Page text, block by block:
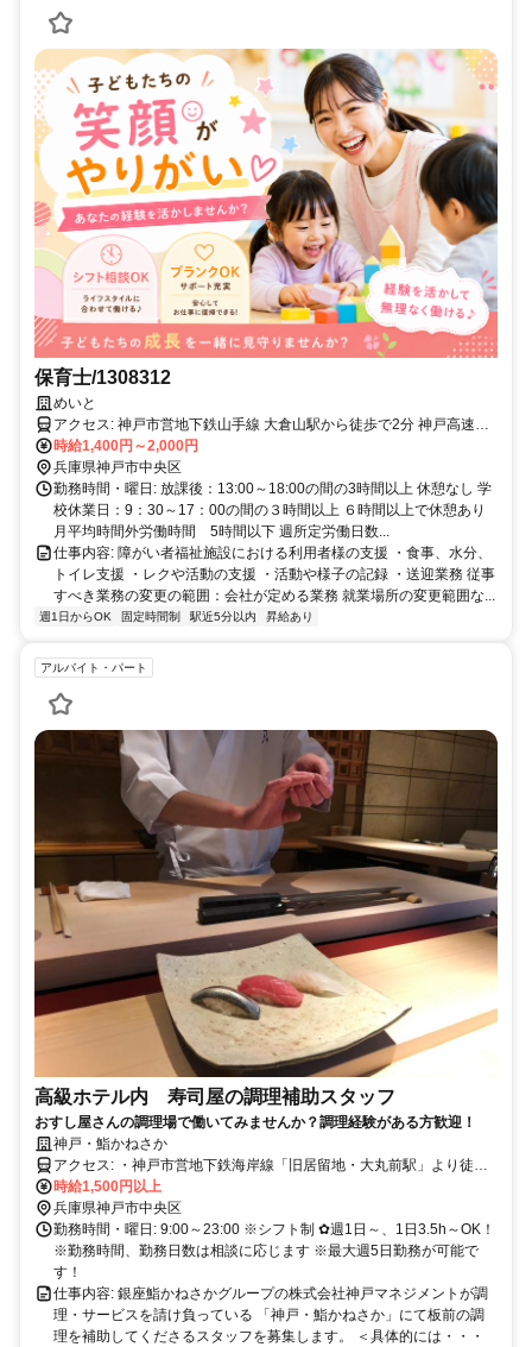
保育士/1308312
めいと
アクセス: 神戸市営地下鉄山手線 大倉山駅から徒歩で2分 神戸高速東
西線 西元町駅から徒歩で8分 神戸高速東西線 高速神戸駅から徒歩で
10分
時給1,400円～2,000円
兵庫県神戸市中央区
勤務時間・曜日: 放課後：13:00～18:00の間の3時間以上 休憩なし 学
校休業日：9：30～17：00の間の３時間以上 ６時間以上で休憩あり
月平均時間外労働時間 5時間以下 週所定労働日数...
仕事内容: 障がい者福祉施設における利用者様の支援 ・食事、水分、
トイレ支援 ・レクや活動の支援 ・活動や様子の記録 ・送迎業務 従事
すべき業務の変更の範囲：会社が定める業務 就業場所の変更範囲な...
週1日からOK 固定時間制 駅近5分以内 昇給あり
アルバイト・パート
高級ホテル内 寿司屋の調理補助スタッフ
おすし屋さんの調理場で働いてみませんか？調理経験がある方歓迎！
神戸・鮨かねさか
アクセス: ・神戸市営地下鉄海岸線「旧居留地・大丸前駅」より徒歩7
分 ・神戸市営地下鉄「三宮駅」より徒歩10分 ・JR神戸鉄「三ノ宮
駅」より徒歩10分 ・阪急神戸線・阪神本線・ポートライナー「三宮
駅」より徒歩10分 ・JR神戸線・阪神本線「元町駅」より徒歩10分
時給1,500円以上
兵庫県神戸市中央区
勤務時間・曜日: 9:00～23:00 ※シフト制 ✿週1日～、1日3.5h～OK！
※勤務時間、勤務日数は相談に応じます ※最大週5日勤務が可能で
す！
仕事内容: 銀座鮨かねさかグループの株式会社神戸マネジメントが調
理・サービスを請け負っている 「神戸・鮨かねさか」にて板前の調
理を補助してくださるスタッフを募集します。 ＜具体的には・・・